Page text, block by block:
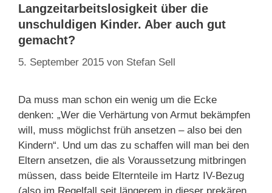
Langzeitarbeitslosigkeit über die
unschuldigen Kinder. Aber auch gut
gemacht?
5. September 2015 von Stefan Sell
Da muss man schon ein wenig um die Ecke
denken: „Wer die Verhärtung von Armut bekämpfen
will, muss möglichst früh ansetzen – also bei den
Kindern“. Und um das zu schaffen will man bei den
Eltern ansetzen, die als Voraussetzung mitbringen
müssen, dass beide Elternteile im Hartz IV-Bezug
(also im Regelfall seit längerem in dieser prekären